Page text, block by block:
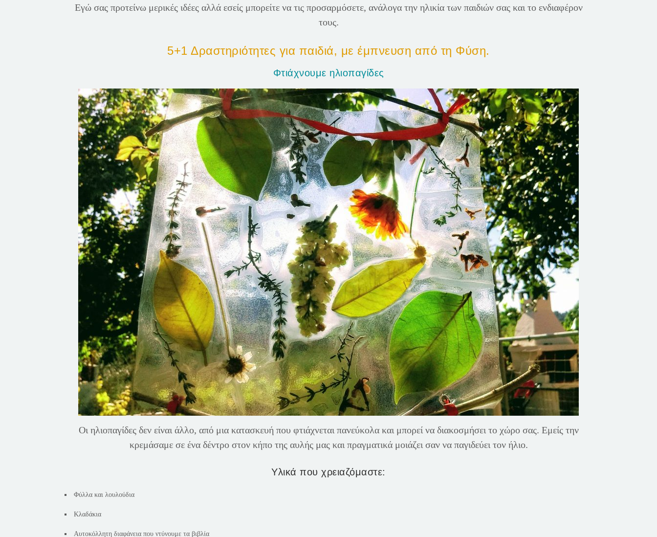
Εγώ σας προτείνω μερικές ιδέες αλλά εσείς μπορείτε να τις προσαρμόσετε, ανάλογα την ηλικία των παιδιών σας και το ενδιαφέρον
τους.
5+1 Δραστηριότητες για παιδιά, με έμπνευση από τη Φύση.
Φτιάχνουμε ηλιοπαγίδες
Οι ηλιοπαγίδες δεν είναι άλλο, από μια κατασκευή που φτιάχνεται πανεύκολα και μπορεί να διακοσμήσει το χώρο σας. Εμείς την
κρεμάσαμε σε ένα δέντρο στον κήπο της αυλής μας και πραγματικά μοιάζει σαν να παγιδεύει τον ήλιο.
Υλικά που χρειαζόμαστε:
Φύλλα και λουλούδια
Κλαδάκια
Αυτοκόλλητη διαφάνεια που ντύνουμε τα βιβλία